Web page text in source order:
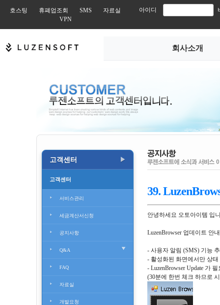
호스팅 휴폐업조회 SMS
자료실
VPN
아이디
회사소개
고객센터 ▶
고객센터
서비스관리
세금계산서신청
공지사항
Q&A
FAQ
자료실
개발요청
39.
안녕하세요 오토아이템 입
LuzenBrowser 업데이트 안
- 사용자 알림 (SMS) 기능
- 활성화된 화면에서만 상
- LuzenBrowser Update 가
(30분에 한번 체크 하므로